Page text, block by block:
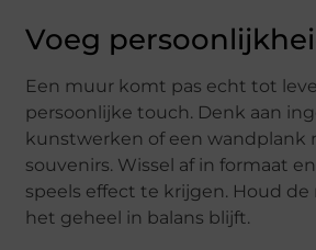
Voeg
Een muur komt pas echt tot
persoonlijke touch. Denk aan
kunstwerken of een wandplank
souvenirs. Wissel af in formaat
speels effect te krijgen. Houd
het geheel in balans blijft.